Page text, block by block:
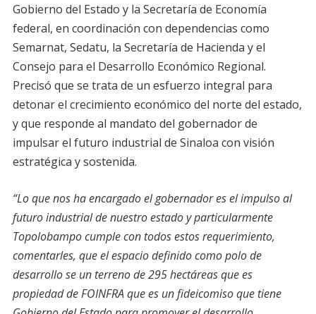
Gobierno del Estado y la Secretaría de Economía
federal, en coordinación con dependencias como
Semarnat, Sedatu, la Secretaría de Hacienda y el
Consejo para el Desarrollo Económico Regional.
Precisó que se trata de un esfuerzo integral para
detonar el crecimiento económico del norte del estado,
y que responde al mandato del gobernador de
impulsar el futuro industrial de Sinaloa con visión
estratégica y sostenida.
“Lo que nos ha encargado el gobernador es el impulso al
futuro industrial de nuestro estado y particularmente
Topolobampo cumple con todos estos requerimiento,
comentarles, que el espacio definido como polo de
desarrollo se un terreno de 295 hectáreas que es
propiedad de FOINFRA que es un fideicomiso que tiene